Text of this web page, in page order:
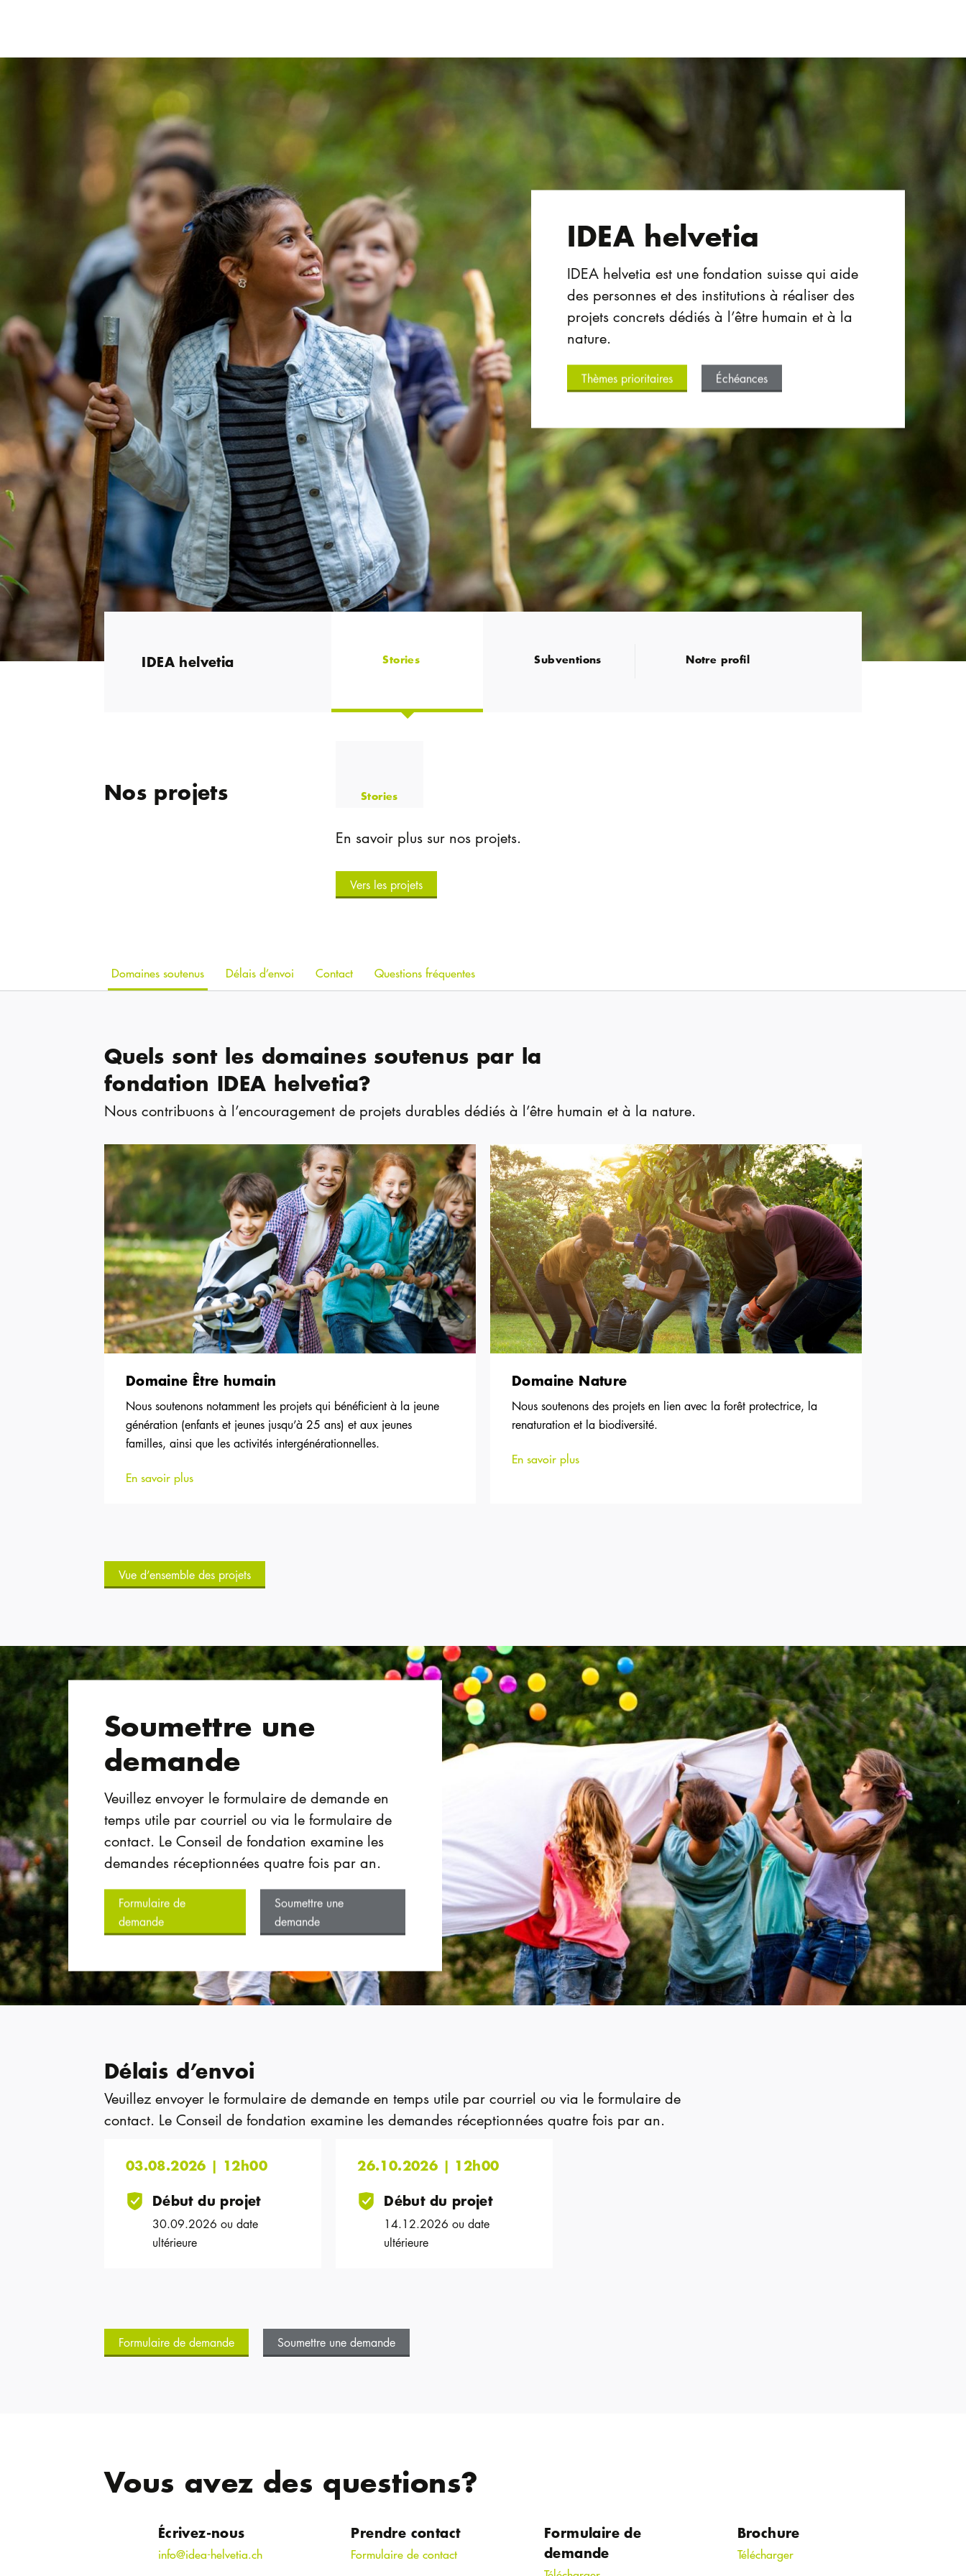
IDEA helvetia
IDEA helvetia est une fondation suisse qui aide
des personnes et des institutions à réaliser des
projets concrets dédiés à l’être humain et à la
nature.
Thèmes prioritaires Échéances
IDEA helvetia Stories Subventions Notre profil
Nos projets Stories
En savoir plus sur nos projets.
Vers les projets
Domaines soutenus Délais d’envoi Contact Questions fréquentes
Quels sont les domaines soutenus par la
fondation IDEA helvetia?
Nous contribuons à l’encouragement de projets durables dédiés à l’être humain et à la nature.
Domaine Être humain
Nous soutenons notamment les projets qui bénéficient à la jeune
génération (enfants et jeunes jusqu’à 25 ans) et aux jeunes
familles, ainsi que les activités intergénérationnelles.
En savoir plus
Domaine Nature
Nous soutenons des projets en lien avec la forêt protectrice, la
renaturation et la biodiversité.
En savoir plus
Vue d’ensemble des projets
Soumettre une
demande
Veuillez envoyer le formulaire de demande en
temps utile par courriel ou via le formulaire de
contact. Le Conseil de fondation examine les
demandes réceptionnées quatre fois par an.
Formulaire de
demande
Soumettre une
demande
Délais d’envoi
Veuillez envoyer le formulaire de demande en temps utile par courriel ou via le formulaire de
contact. Le Conseil de fondation examine les demandes réceptionnées quatre fois par an.
03.08.2026 | 12h00
Début du projet
30.09.2026 ou date
ultérieure
26.10.2026 | 12h00
Début du projet
14.12.2026 ou date
ultérieure
Formulaire de demande Soumettre une demande
Vous avez des questions?
Écrivez-nous
info@idea-helvetia.ch
Prendre contact
Formulaire de contact
Formulaire de
demande
Brochure
Télécharger